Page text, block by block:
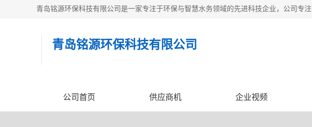
青岛铭源环保科技有限公司
公司首页 供应商机 企业视频